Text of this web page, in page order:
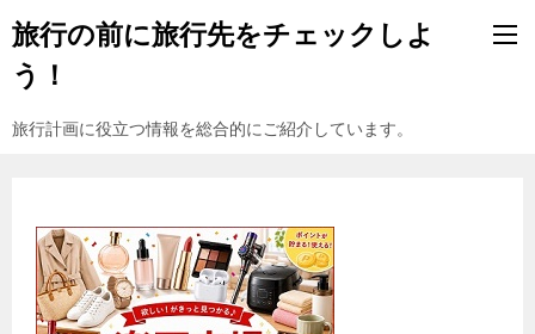
旅行の前に旅行先をチェックしよ
う！
旅行計画に役立つ情報を総合的にご紹介しています。